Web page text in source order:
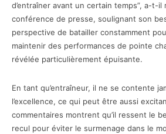
d’entraîner avant un certain temps”, a-t-
conférence de presse, soulignant son
perspective de batailler constamment
maintenir des performances de pointe
révélée particulièrement épuisante.
En tant qu’entraîneur, il ne se contente
l’excellence, ce qui peut être aussi
commentaires montrent qu’il ressent le
recul pour éviter le surmenage dans le